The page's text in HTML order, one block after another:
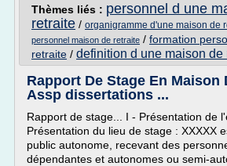
Thèmes liés : personnel d une
retraite / organigramme d'une maison de
personnel maison de retraite / formation
retraite / definition d une maison de
Rapport De Stage En Maison
Assp dissertations ...
Rapport de stage... I - Présentation de
Présentation du lieu de stage : XXXXX
public autonome, recevant des
dépendantes et autonomes ou semi-